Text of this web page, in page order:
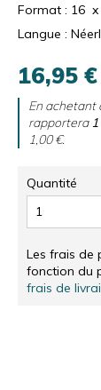
ET
ET
Format : 16 x
Langue :
16,95 €
En achetant
rapportera 1
1,00 €.
Quantité
Les frais de
fonction du
frais de